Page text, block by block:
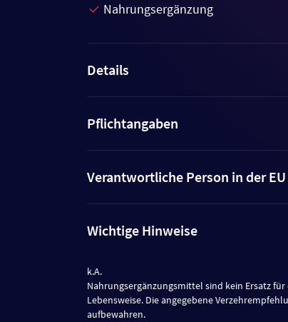
Nahrungsergänzung
Details
Pflichtangaben
Verantwortliche Person in der EU
Wichtige Hinweise
k.A.
Nahrungsergänzungsmittel sind kein Ersatz
Lebensweise. Die angegebene
aufbewahren.